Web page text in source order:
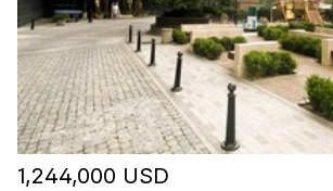
1,244,000 USD